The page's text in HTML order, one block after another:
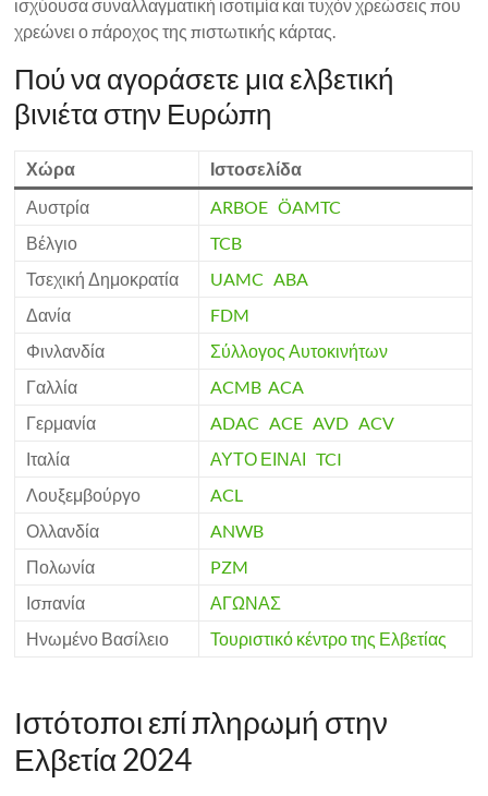
ισχύουσα συναλλαγματική ισοτιμία και τυχόν χρεώσεις που
χρεώνει ο πάροχος της πιστωτικής κάρτας.
Πού να αγοράσετε μια ελβετική
βινιέτα στην Ευρώπη
Χώρα
Ιστοσελίδα
Αυστρία
ARBOEÖAMTC
Βέλγιο
TCB
Τσεχική Δημοκρατία
UAMCABA
Δανία
FDM
Φινλανδία
Σύλλογος Αυτοκινήτων
Γαλλία
ACMBACA
Γερμανία
ADACACEAVDACV
Ιταλία
ΑΥΤΟ ΕΙΝΑΙTCI
Λουξεμβούργο
ACL
Ολλανδία
ANWB
Πολωνία
PZM
Ισπανία
ΑΓΩΝΑΣ
Ηνωμένο Βασίλειο
Τουριστικό κέντρο της Ελβετίας
Ιστότοποι επί πληρωμή στην
Ελβετία 2024